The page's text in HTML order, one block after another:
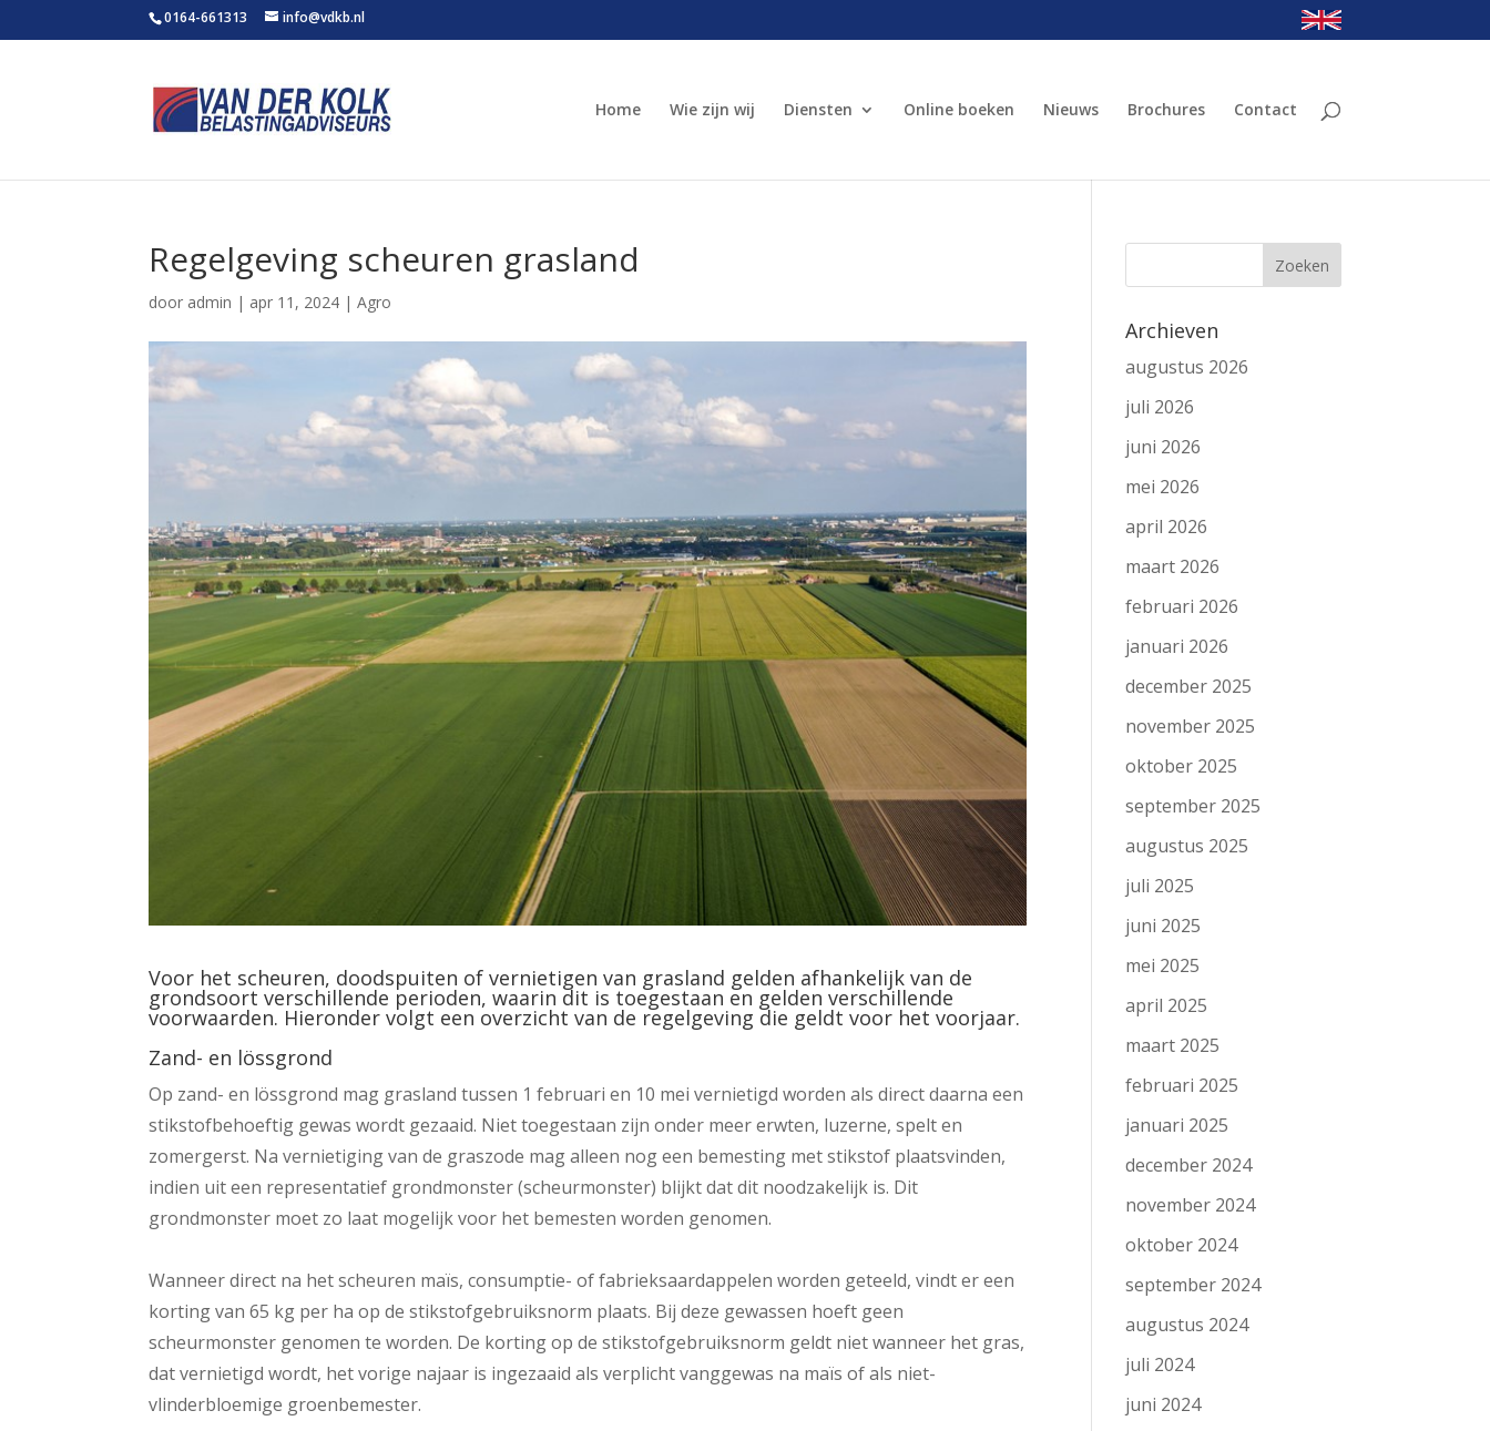
0164-661313 info@vdkb.nl
Home Wie zijn wij Diensten Online boeken Nieuws Brochures Contact
Regelgeving scheuren grasland
door admin | apr 11, 2024 |Agro
Voor het scheuren, doodspuiten of vernietigen van grasland gelden afhankelijk van de
grondsoort verschillende perioden, waarin dit is toegestaan en gelden verschillende
voorwaarden. Hieronder volgt een overzicht van de regelgeving die geldt voor het voorjaar.
Zand- en lössgrond
Op zand- en lössgrond mag grasland tussen 1 februari en 10 mei vernietigd worden als direct daarna een
stikstofbehoeftig gewas wordt gezaaid. Niet toegestaan zijn onder meer erwten, luzerne, spelt en
zomergerst. Na vernietiging van de graszode mag alleen nog een bemesting met stikstof plaatsvinden,
indien uit een representatief grondmonster (scheurmonster) blijkt dat dit noodzakelijk is. Dit
grondmonster moet zo laat mogelijk voor het bemesten worden genomen.
Wanneer direct na het scheuren maïs, consumptie- of fabrieksaardappelen worden geteeld, vindt er een
korting van 65 kg per ha op de stikstofgebruiksnorm plaats. Bij deze gewassen hoeft geen
scheurmonster genomen te worden. De korting op de stikstofgebruiksnorm geldt niet wanneer het gras,
dat vernietigd wordt, het vorige najaar is ingezaaid als verplicht vanggewas na maïs of als niet-
vlinderbloemige groenbemester.
Archieven
augustus 2026
juli 2026
juni 2026
mei 2026
april 2026
maart 2026
februari 2026
januari 2026
december 2025
november 2025
oktober 2025
september 2025
augustus 2025
juli 2025
juni 2025
mei 2025
april 2025
maart 2025
februari 2025
januari 2025
december 2024
november 2024
oktober 2024
september 2024
augustus 2024
juli 2024
juni 2024